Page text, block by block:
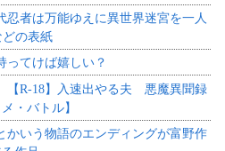
忍者は万能ゆえに異世界迷宮を一人
の表紙
ってけば嬉しい？
【R-18】入速出やる夫 悪魔異聞録
・バトル】
かいう物語のエンディングが富野作